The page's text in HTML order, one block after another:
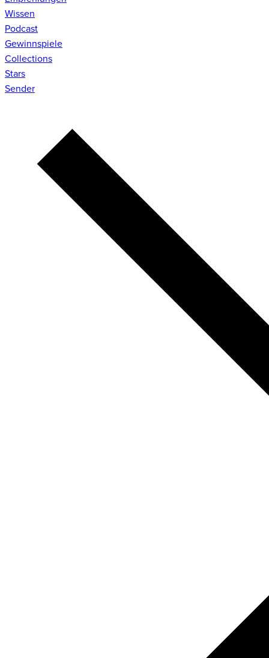
Wissen
Podcast
Gewinnspiele
Collections
Stars
Sender